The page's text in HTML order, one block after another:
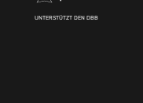
UNTERSTÜTZT DEN DBB